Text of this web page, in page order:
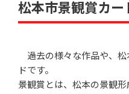
松本市景観賞カー
過去の様々な作品や、松
ドです。
景観賞とは、松本の景観